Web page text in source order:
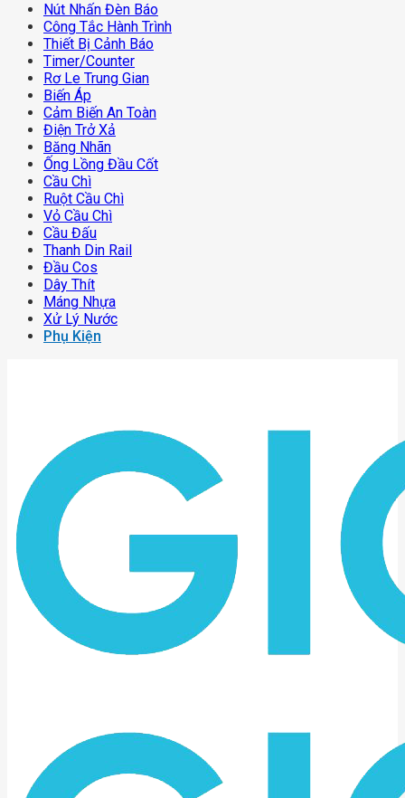
Nút Nhấn Đèn Báo
Công Tắc Hành Trình
Thiết Bị Cảnh Báo
Timer/counter
Rơ Le Trung Gian
Biến Áp
Cảm Biến An Toàn
Điện Trở Xả
Băng Nhãn
Ống Lồng Đầu Cốt
Cầu Chì
Ruột Cầu Chì
Vỏ Cầu Chì
Cầu Đấu
Thanh Din Rail
Đầu Cos
Dây Thít
Máng Nhựa
Xử Lý Nước
Phụ Kiện